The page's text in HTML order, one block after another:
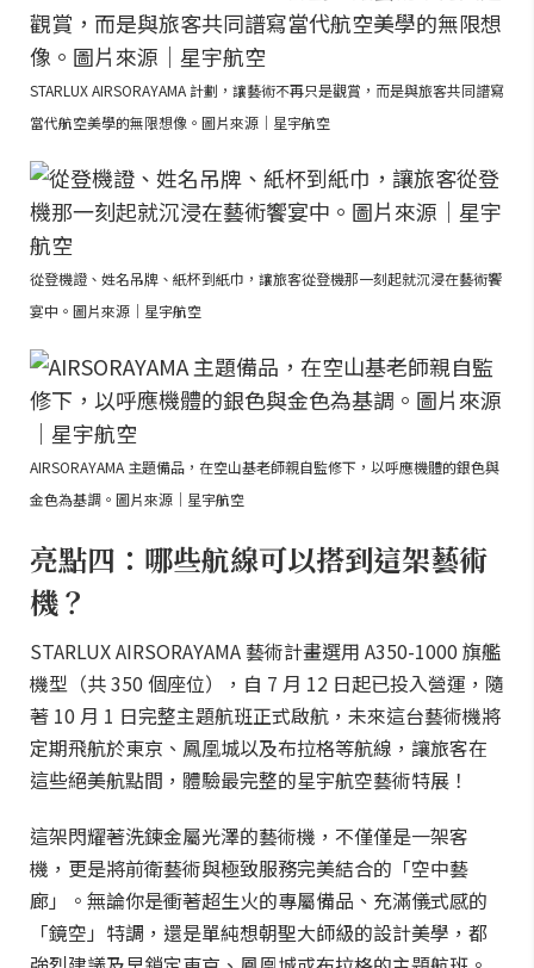
STARLUX AIRSORAYAMA 計劃，讓藝術不再只是觀賞，而是與旅客共同譜寫
當代航空美學的無限想像。圖片來源｜星宇航空
從登機證、姓名吊牌、紙杯到紙巾，讓旅客從登機那一刻起就沉浸在藝術饗
宴中。圖片來源｜星宇航空
AIRSORAYAMA 主題備品，在空山基老師親自監修下，以呼應機體的銀色與
金色為基調。圖片來源｜星宇航空
亮點四：哪些航線可以搭到這架藝術
機？
STARLUX AIRSORAYAMA 藝術計畫選用 A350-1000 旗艦
機型（共 350 個座位），自 7 月 12 日起已投入營運，隨
著 10 月 1 日完整主題航班正式啟航，未來這台藝術機將
定期飛航於東京、鳳凰城以及布拉格等航線，讓旅客在
這些絕美航點間，體驗最完整的星宇航空藝術特展！
這架閃耀著洗鍊金屬光澤的藝術機，不僅僅是一架客
機，更是將前衛藝術與極致服務完美結合的「空中藝
廊」。無論你是衝著超生火的專屬備品、充滿儀式感的
「鏡空」特調，還是單純想朝聖大師級的設計美學，都